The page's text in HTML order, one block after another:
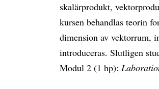
skalärprodukt,
kursen behandlas teorin
dimension av vektorrum,
introduceras. Slutligen
Modul 2 (1 hp):